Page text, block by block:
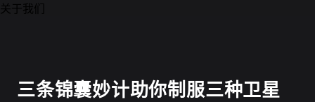
关于我们
三条锦囊妙计助你制服三种卫星